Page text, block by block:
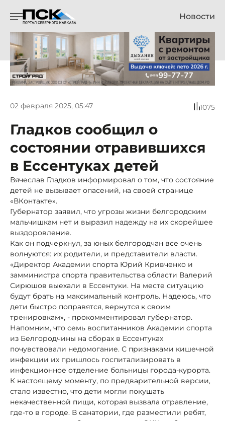
Новости
02 февраля 2025, 05:47 1075
Гладков сообщил о
состоянии отравившихся
в Ессентуках детей
Вячеслав Гладков информировал о том, что состояние
детей не вызывает опасений, на своей странице
«ВКонтакте».
Губернатор заявил, что угрозы жизни белгородским
мальчишкам нет и выразил надежду на их скорейшее
выздоровление.
Как он подчеркнул, за юных белгородчан все очень
волнуются: их родители, и представители власти.
«Директор Академии спорта Юрий Кривченко и
замминистра спорта правительства области Валерий
Сирюшов выехали в Ессентуки. На месте ситуацию
будут брать на максимальный контроль. Надеюсь, что
дети быстро поправятся, вернутся к своим
тренировкам», - прокомментировал губернатор.
Напомним, что семь воспитанников Академии спорта
из Белгородчины на сборах в Ессентуках
почувствовали недомогание. С признаками кишечной
инфекции их пришлось госпитализировать в
инфекционное отделение больницы города-курорта.
К настоящему моменту, по предварительной версии,
стало известно, что дети могли покушать
некачественной пищи, которая вызвала отравление,
где-то в городе. В санатории, где разместили ребят,